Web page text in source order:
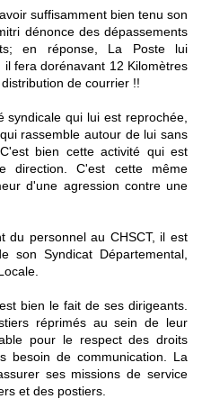
suffisamment bien tenu son
dénonce des dépassements
en réponse, La Poste lui
fera dorénavant 12 Kilomètres
de courrier !!
syndicale qui lui est reprochée,
rassemble autour de lui sans
bien cette activité qui est
direction. C'est cette même
d'une agression contre une
du personnel au CHSCT, il est
son Syndicat Départemental,
bien le fait de ses dirigeants.
réprimés au sein de leur
pour le respect des droits
besoin de communication. La
ses missions de service
et des postiers.